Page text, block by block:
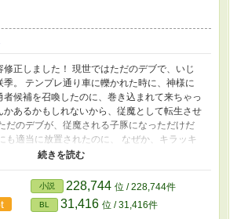
正しました！ 現世ではただのデブで、いじ
季。 テンプレ通り車に轢かれた時に、神様に
者候補を召喚したのに、巻き込まれて来ちゃっ
かあるかもしれないから、従魔として転生させ
だのデブが、従魔される子豚になっただけだ
も適当に放置されたのに、 なぜか、キラッキ
愛かと思ったら… 裏切られ傷つけられて、出
小説 228,744 位 / 228,744件
BL 31,416 位 / 31,416件